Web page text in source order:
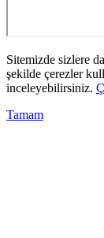
Sitemizde sizlere
şekilde çerezler
inceleyebilirsiniz.
Tamam